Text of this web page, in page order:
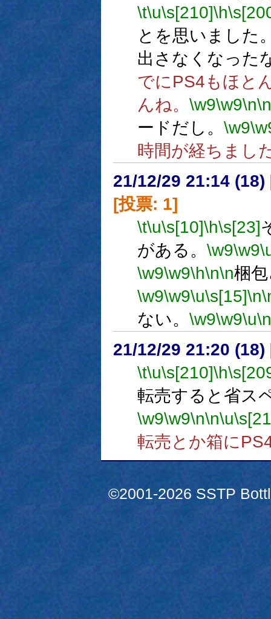
\t\u\s[210]\h
とを思いました
出さなくなった
でにPS4もほと
んね。 \w9\w9\n\n
ードだし。 \w9
時間が経ちまし
21/12/29 21:14 (18)
[投票: 1]
\t\u\s[10]\h\s[23]
がある。 \w9\w9
\w9\w9\h\n\n梱
\w9\w9\u\s[15]\n
ない。 \w9\w9\u\n
21/12/29 21:20 (18)
\t\u\s[210]\h
転売すると省ス
\w9\w9\n\n\u
転売とか箱に
©2001-2026 SSTP